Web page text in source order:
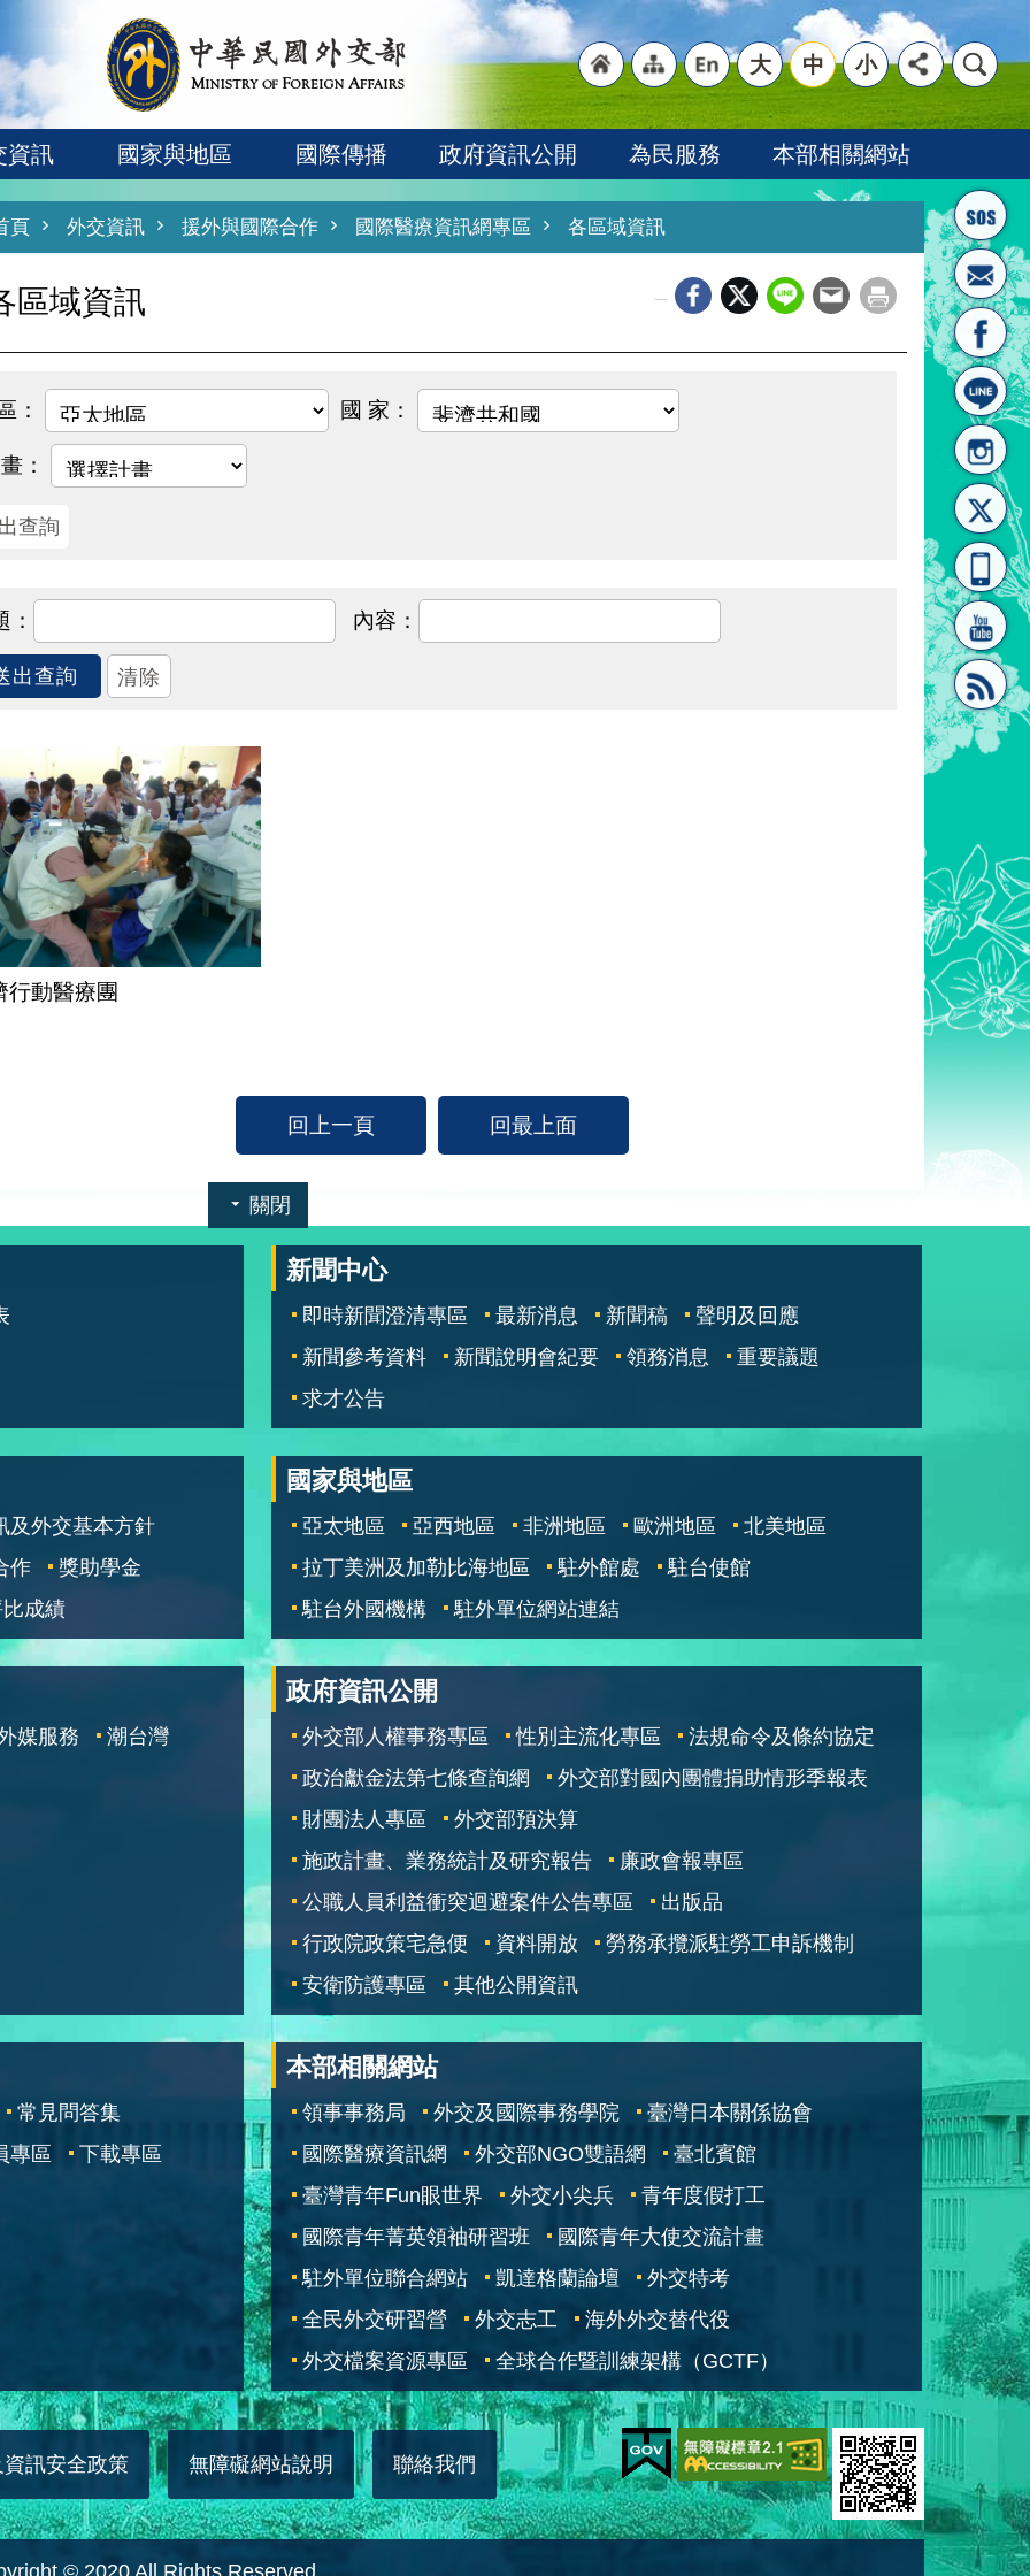
首頁
"網
站導
"英
文語
大 中 小
資訊 國家與地區 國際傳播 政府資訊公開 為民服務 本部相關網站
頁 外交資訊 援外與國際合作 國際醫療資訊網專區 各區域資訊
區域資訊
行動醫療團
回上一頁 回最上面
關閉
新聞中心
即時新聞澄清專區 最新消息 新聞稿
聲明及回應
新聞參考資料
新聞說明會紀要 領務消息
重要議題
求才公告
及外交基本方針
作
獎助學金
成績
國家與地區
亞太地區 亞西地區 非洲地區 歐洲地區
北美地區
拉丁美洲及加勒比海地區
駐外館處
駐台使館
駐台外國機構
駐外單位網站連結
媒服務 潮台灣
政府資訊公開
外交部人權事務專區 性別主流化專區
法規命令及條約協定
政治獻金法第七條查詢網
外交部對國內團體捐助情形季報表
財團法人專區
外交部預決算
施政計畫、業務統計及研究報告
廉政會報專區
公職人員利益衝突迴避案件公告專區
出版品
行政院政策宅急便
資料開放
勞務承攬派駐勞工申訴機制
安衛防護專區
其他公開資訊
常見問答集
專區
下載專區
本部相關網站
領事事務局 外交及國際事務學院
臺灣日本關係協會
國際醫療資訊網
外交部NGO雙語網
臺北賓館
臺灣青年Fun眼世界
外交小尖兵
青年度假打工
國際青年菁英領袖研習班
國際青年大使交流計畫
駐外單位聯合網站
凱達格蘭論壇
外交特考
全民外交研習營
外交志工
海外外交替代役
外交檔案資源專區
全球合作暨訓練架構（GCTF）
訊安全政策 無障礙網站說明 聯絡我們